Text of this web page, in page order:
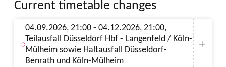
Current timetable changes
04.09.2026, 21:00 - 04.12.2026, 21:00,
Teilausfall Düsseldorf Hbf - Langenfeld / Köln-
Mülheim sowie Haltausfall Düsseldorf-
Benrath und Köln-Mülheim